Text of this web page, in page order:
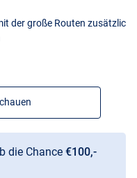
der große Routen zusätzlic
die Chance €100,-